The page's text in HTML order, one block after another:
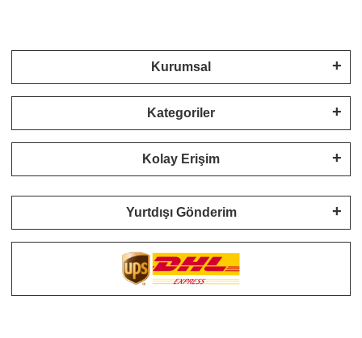
Kurumsal
Kategoriler
Kolay Erişim
Yurtdışı Gönderim